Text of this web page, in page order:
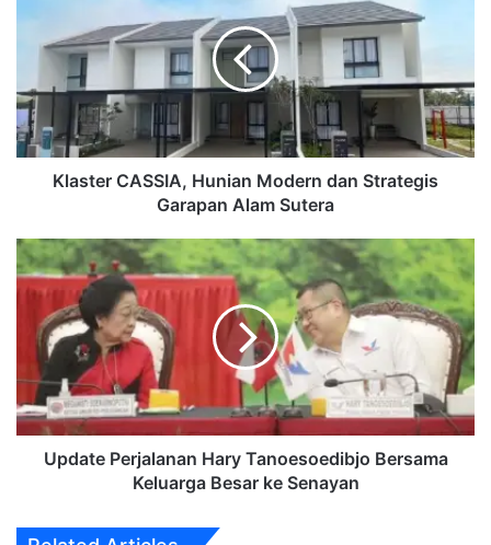
Hunian
Modern
Strategis
Garapan
Alam
Sutera
Klaster CASSIA, Hunian Modern dan Strategis
Garapan Alam Sutera
Update
Perjalanan
Hary
Tanoesoedibjo
Bersama
Keluarga
Besar
ke
Senayan
Update Perjalanan Hary Tanoesoedibjo Bersama
Keluarga Besar ke Senayan